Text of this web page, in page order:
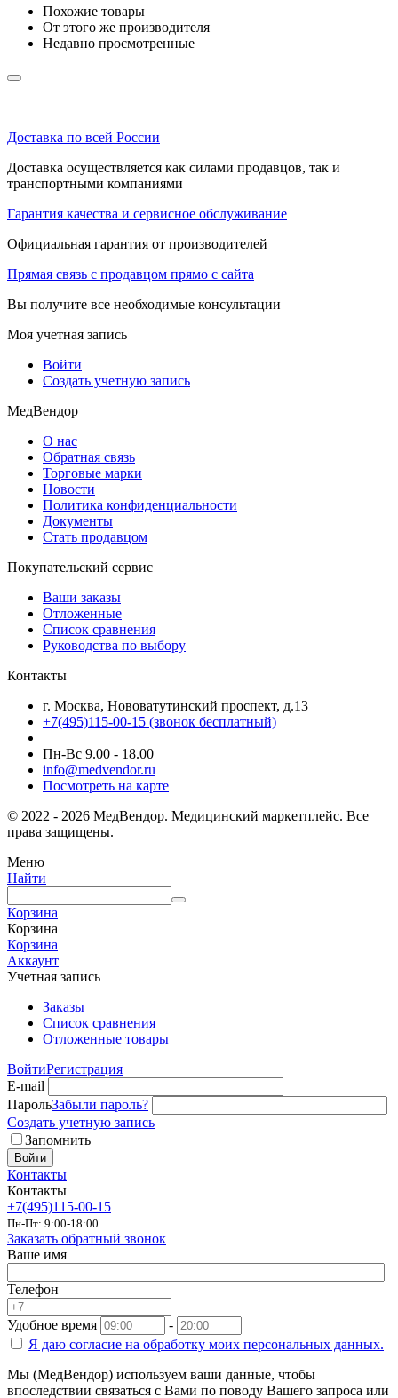
Похожие товары
От этого же производителя
Недавно просмотренные
Доставка по всей России
Доставка осуществляется как силами продавцов, так и
транспортными компаниями
Гарантия качества и сервисное обслуживание
Официальная гарантия от производителей
Прямая связь с продавцом прямо с сайта
Вы получите все необходимые консультации
Моя учетная запись
Войти
Создать учетную запись
МедВендор
О нас
Обратная связь
Торговые марки
Новости
Политика конфиденциальности
Документы
Стать продавцом
Покупательский сервис
Ваши заказы
Отложенные
Список сравнения
Руководства по выбору
Контакты
г. Москва, Нововатутинский проспект, д.13
+7(495)115-00-15 (звонок бесплатный)
Пн-Вс 9.00 - 18.00
info@medvendor.ru
Посмотреть на карте
© 2022 - 2026 МедВендор. Медицинский маркетплейс. Все
права защищены.
Меню
Найти
Корзина
Корзина
Корзина
Аккаунт
Учетная запись
Заказы
Список сравнения
Отложенные товары
ВойтиРегистрация
E-mail
ПарольЗабыли пароль?
Создать учетную запись
Запомнить
Войти
Контакты
Контакты
+7(495)115-00-15
Пн-Пт: 9:00-18:00
Заказать обратный звонок
Ваше имя
Телефон
Удобное время
-
Я даю согласие на обработку моих персональных данных.
Мы (МедВендор) используем ваши данные, чтобы
впоследствии связаться с Вами по поводу Вашего запроса или